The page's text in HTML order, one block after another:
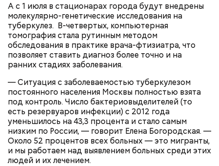
А с 1 июля в стационарах города будут внедрены
молекулярно-генетические исследования на
туберкулез. В-четвертых, компьютерная
томография стала рутинным методом
обследования в практике врача-фтизиатра, что
позволяет ставить диагноз более точно и на
ранних стадиях заболевания.
— Ситуация с заболеваемостью туберкулезом
постоянного населения Москвы полностью взята
под контроль. Число бактериовыделителей (то
есть резервуаров инфекции) с 2012 года
уменьшилось на 43,3 процента и стало самым
низким по России, — говорит Елена Богородская. —
Около 52 процентов всех больных — это мигранты,
и мы работаем над выявлением больных среди этих
людей и их лечением.
Подходим к месту, где мусоровоз задел забор. А
он... уже отремонтирован и выглядит как
новенький. Оказалось, буквально несколько часов
назад бригада «Жилищника» восстановила
поломку.